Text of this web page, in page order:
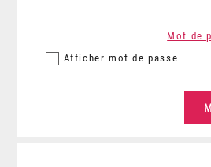
Afficher mot de passe
Mot de